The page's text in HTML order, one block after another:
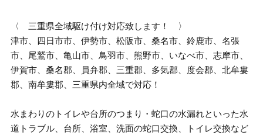
〈 三重県全域駆け付け対応致します！ 〉
津市、四日市市、伊勢市、松阪市、桑名市、鈴鹿市、名張
市、尾鷲市、亀山市、鳥羽市、熊野市、いなべ市、志摩市、
伊賀市、桑名郡、員弁郡、三重郡、多気郡、度会郡、北牟婁
郡、南牟婁郡、三重県内全域で対応！
水まわりのトイレや台所のつまり・蛇口の水漏れといった水
道トラブル、台所、浴室、洗面の蛇口交換、トイレ交換など